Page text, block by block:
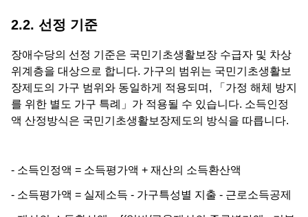
2.2. 선정 기준
장애수당의 선정 기준은 국민기초생활보장 수급자 및 차상
위계층을 대상으로 합니다. 가구의 범위는 국민기초생활보
장제도의 가구 범위와 동일하게 적용되며, 「가정 해체 방지
를 위한 별도 가구 특례」가 적용될 수 있습니다. 소득인정
액 산정방식은 국민기초생활보장제도의 방식을 따릅니다.
- 소득인정액 = 소득평가액 + 재산의 소득환산액
- 소득평가액 = 실제소득 - 가구특성별 지출 - 근로소득공제